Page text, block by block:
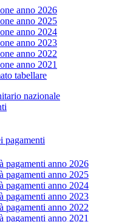
anno 2026
anno 2025
anno 2024
anno 2023
anno 2022
anno 2021
tabellare
nazionale
pagamenti
pagamenti anno 2026
pagamenti anno 2025
pagamenti anno 2024
pagamenti anno 2023
pagamenti anno 2022
pagamenti anno 2021